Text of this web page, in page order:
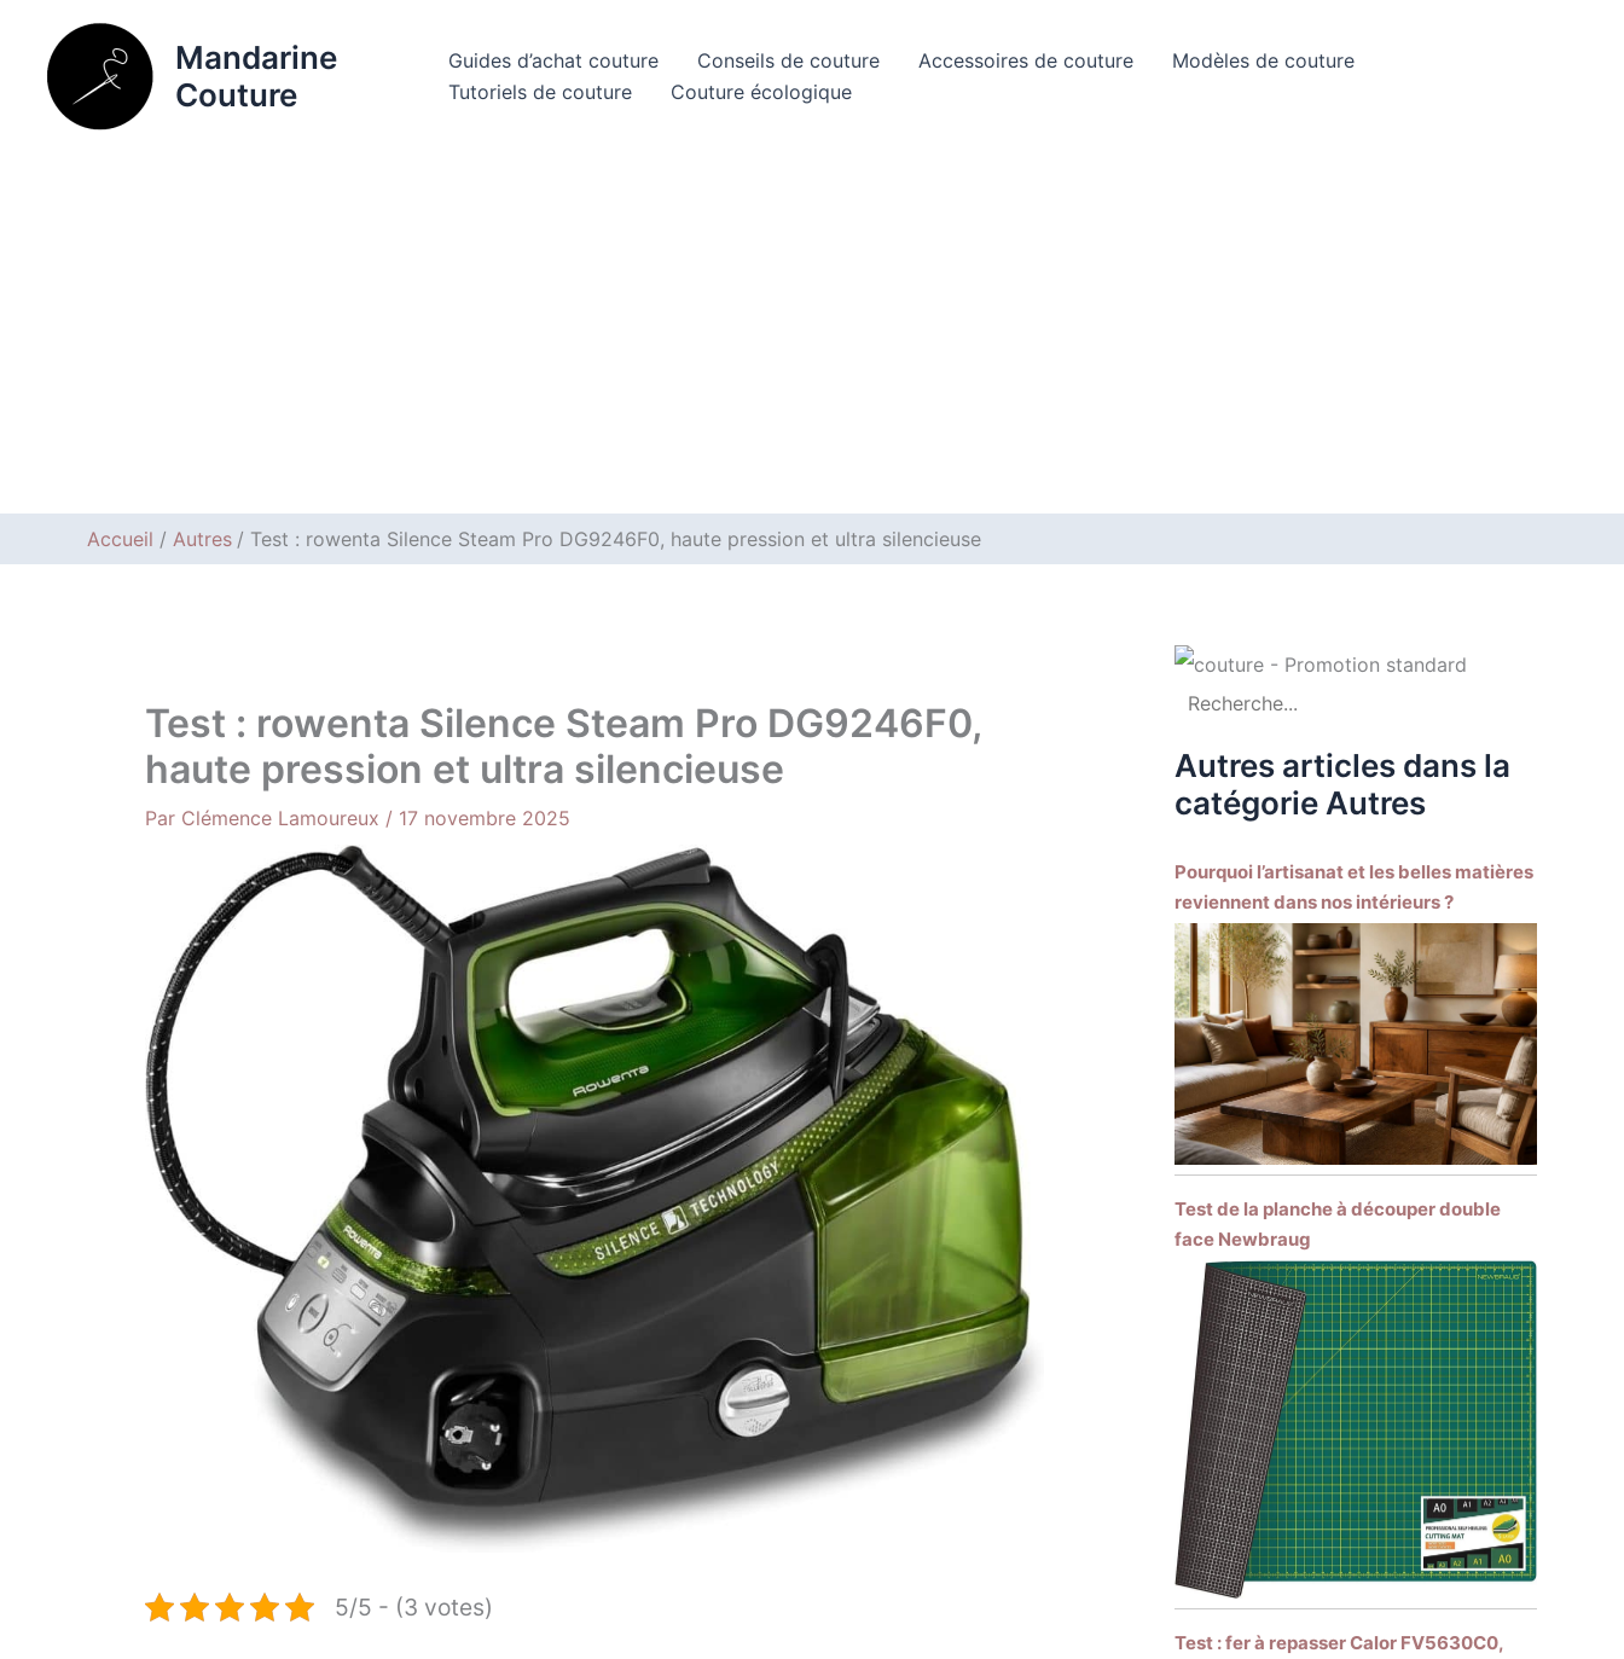
contenu
Mandarine
Couture
Guides d’achat couture Conseils de couture Accessoires de couture
Modèles de couture
Tutoriels de couture
Couture écologique
Accueil Autres Test : rowenta Silence Steam Pro DG9246F0, haute pression et ultra silencieuse
Test : rowenta Silence Steam Pro DG9246F0,
haute pression et ultra silencieuse
Par Clémence Lamoureux / 17 novembre 2025
5/5 - (3 votes)
Autres articles dans la
catégorie Autres
Pourquoi l’artisanat et les belles matières
reviennent dans nos intérieurs ?
Test de la planche à découper double
face Newbraug
Test : fer à repasser Calor FV5630C0,